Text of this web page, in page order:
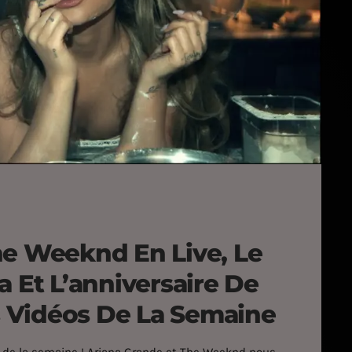
Weeknd En Live, Le
Et L’anniversaire De
De La Semaine